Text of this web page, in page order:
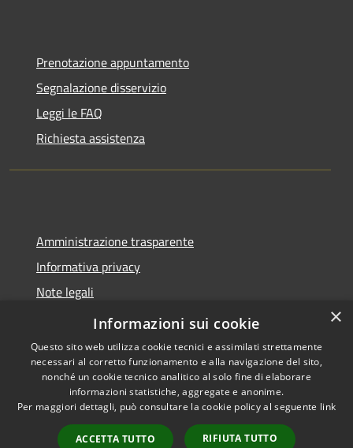
Prenotazione appuntamento
Segnalazione disservizio
Leggi le FAQ
Richiesta assistenza
Amministrazione trasparente
Informativa privacy
Note legali
Dichiarazione di accessibilità
Accessibilità
Copyright © 2026 • Comune di
Spoleto • Powered by
Municipium•
Accesso
×
Informazioni sui cookie
Questo sito web utilizza cookie tecnici e assimilati strettamente
necessari al corretto funzionamento e alla navigazione del sito,
nonché un cookie tecnico analitico al solo fine di elaborare
informazioni statistiche, aggregate e anonime.
Per maggiori dettagli, può consultare la cookie policy al seguente link
ACCETTA TUTTO RIFIUTA TUTTO